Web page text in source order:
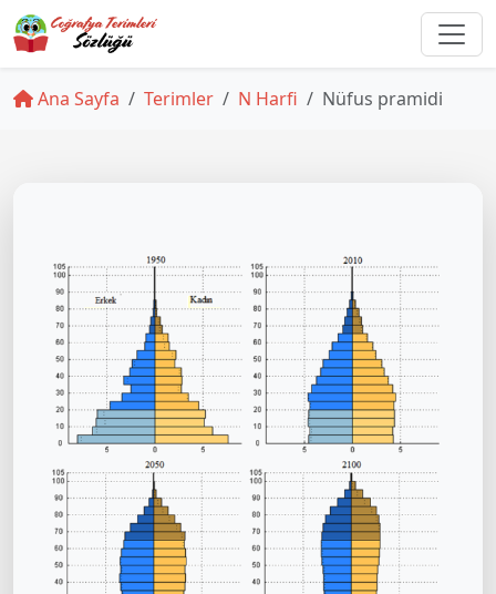
Ana Sayfa Terimler N Harfi Nüfus pramidi